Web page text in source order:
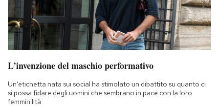
L’invenzione del maschio performativo
Un'etichetta nata sui social ha stimolato un dibattito su quanto ci
si possa fidare degli uomini che sembrano in pace con la loro
femminilità